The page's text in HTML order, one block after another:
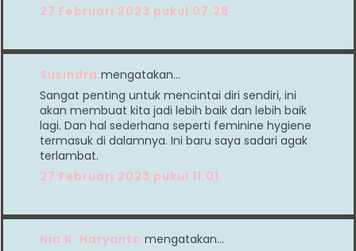
27 Februari 2023 pukul 07.28
Susindra mengatakan…
Sangat penting untuk mencintai diri sendiri, ini
akan membuat kita jadi lebih baik dan lebih baik
lagi. Dan hal sederhana seperti feminine hygiene
termasuk di dalamnya. Ini baru saya sadari agak
terlambat.
27 Februari 2023 pukul 11.01
Nia K. Haryanto mengatakan…